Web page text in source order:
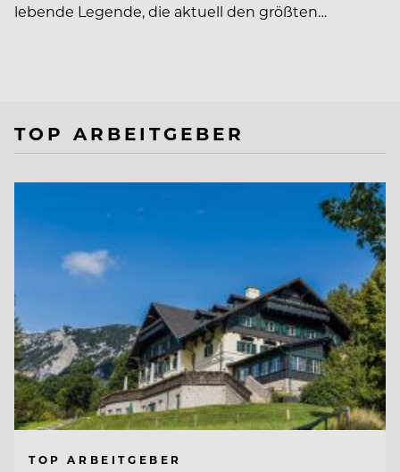
lebende Legende, die aktuell den größten…
TOP ARBEITGEBER
TOP ARBEITGEBER